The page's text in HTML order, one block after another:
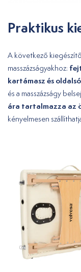
Praktikus
A következő
masszázságyakhoz:
kartámasz és
és a masszázságy
ára tartalmazza az
kényelmesen